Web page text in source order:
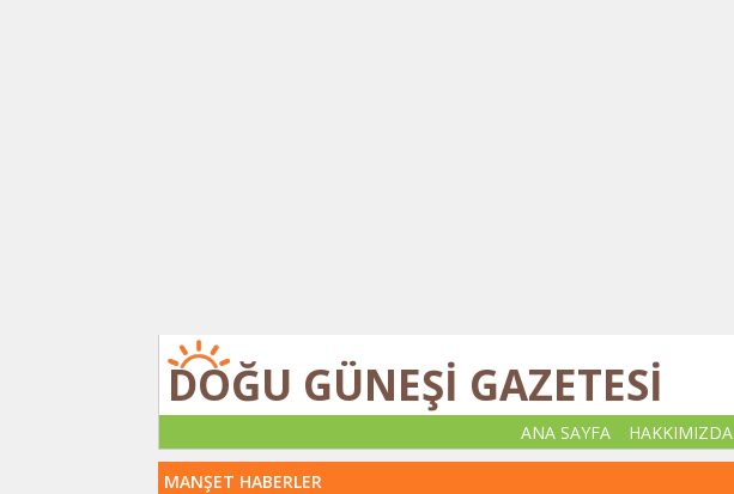
DOĞU GÜNEŞİ GAZETESİ
ANA SAYFA HAKKIMIZDA
MANŞET HABERLER